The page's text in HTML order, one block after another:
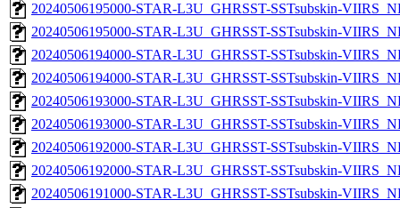
20240506195000-STAR-L3U_GHRSST-SSTsubskin-
20240506195000-STAR-L3U_GHRSST-SSTsubskin-
20240506194000-STAR-L3U_GHRSST-SSTsubskin-
20240506194000-STAR-L3U_GHRSST-SSTsubskin-
20240506193000-STAR-L3U_GHRSST-SSTsubskin-
20240506193000-STAR-L3U_GHRSST-SSTsubskin-
20240506192000-STAR-L3U_GHRSST-SSTsubskin-
20240506192000-STAR-L3U_GHRSST-SSTsubskin-
20240506191000-STAR-L3U_GHRSST-SSTsubskin-